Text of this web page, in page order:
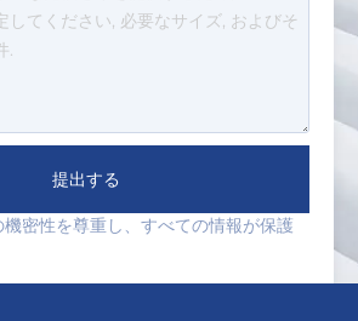
提出する
密性を尊重し、すべての情報が保護